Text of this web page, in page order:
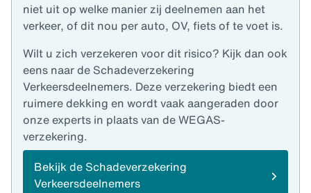
niet uit op welke manier zij deelnemen aan het
verkeer, of dit nou per auto, OV, fiets of te voet is.
Wilt u zich verzekeren voor dit risico? Kijk dan ook
eens naar de Schadeverzekering
Verkeersdeelnemers. Deze verzekering biedt een
ruimere dekking en wordt vaak aangeraden door
onze experts in plaats van de WEGAS-
verzekering.
Bekijk de Schadeverzekering
Verkeersdeelnemers